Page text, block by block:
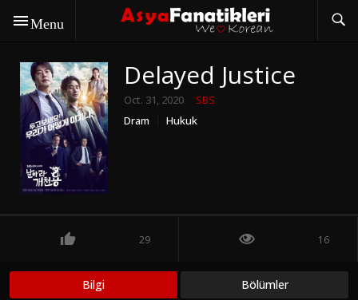
Menu
Delayed Justice
Oct. 31, 2020
SBS
Dram
Hukuk
29 16
Bilgi
Bölümler